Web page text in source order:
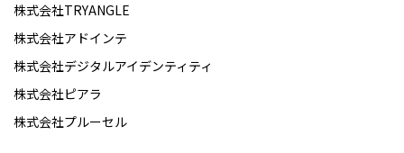
株式会社TRYANGLE
株式会社アドインテ
株式会社デジタルアイデンティティ
株式会社ピアラ
株式会社プルーセル